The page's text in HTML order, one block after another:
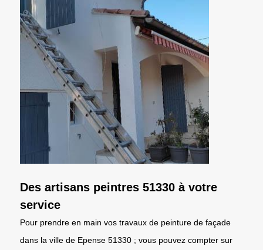
Des artisans peintres 51330 à votre
service
Pour prendre en main vos travaux de peinture de façade
dans la ville de Epense 51330 ; vous pouvez compter sur